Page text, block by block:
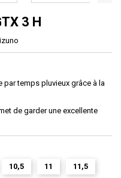
3 H
par temps pluvieux grâce à la
de garder une excellente
10,5 11 11,5